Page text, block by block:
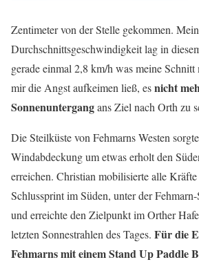
Zentimeter von der Stelle gekommen.
Durchschnittsgeschwindigkeit lag in
gerade einmal 2,8 km/h was meine
mir die Angst aufkeimen ließ, esnicht
Sonnenuntergangans Ziel nach Orth zu
Die Steilküste von Fehmarns Westen
Windabdeckung um etwas erholt den
erreichen. Christian mobilisierte alle
Schlussprint im Süden, unter der
und erreichte den Zielpunkt im Orther
letzten Sonnestrahlen des Tages. Für die
Fehmarns mit einem Stand Up Paddle